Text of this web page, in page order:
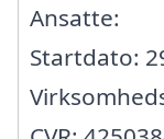
Ansatte:
Startdato: